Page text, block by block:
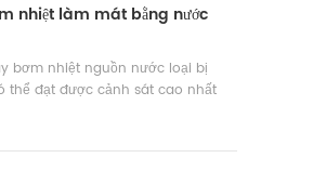
nhiệt làm mát bằng nước
bơm nhiệt nguồn nước loại bị
thể đạt được cảnh sát cao nhất